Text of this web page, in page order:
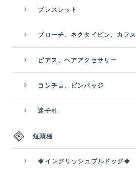
ブレスレット
ブローチ、ネクタイピン、カフス
ピアス、ヘアアクセサリー
コンチョ、ピンバッジ
迷子札
短頭種
◆イングリッシュブルドッグ◆